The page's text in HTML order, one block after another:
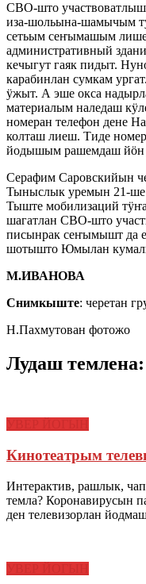
СВО-што
иза-шольына-шамычым
сетьым сеҥымашым
административный
кечыгут гаяк пидыт.
карабинлан сумкам
ӱжыт. А эше окса
материалым наледаш
номеран телефон дене
колташ лиеш. Тиде
йодышым рашемдаш йӧн
Серафим Саровскийын
Тыныслык уремын 21-
Тыште мобилизаций
шагатлан СВО-што
писынрак сеҥымышт да
шотышто Юмылан
М.ИВАНОВА
Снимкыште: черетан
Н.Пахмутован фотожо
Лудаш темлена:
Кинотеатрым
Интерактив, рашлык,
темла? Коронавирусын
ден телевизорлан